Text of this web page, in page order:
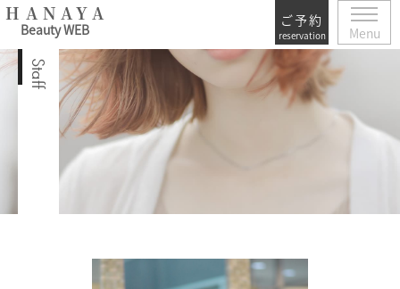
HANAYA
Beauty WEB
ご予約
reservation Menu
Staff